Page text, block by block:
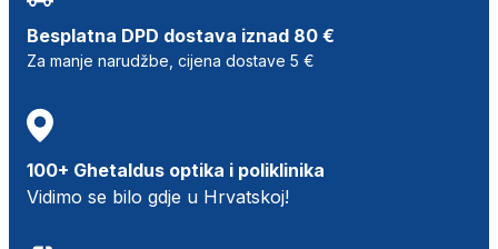
Besplatna DPD dostava iznad 80 €
Za manje narudžbe, cijena dostave 5 €
100+ Ghetaldus optika i poliklinika
Vidimo se bilo gdje u Hrvatskoj!